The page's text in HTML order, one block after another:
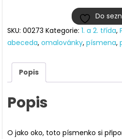
množství
Do
SKU:00273 Kategorie:1. a 2. třída,
abeceda,omalovánky,písmena,
Popis
Popis
O jako oko, toto písmenko si